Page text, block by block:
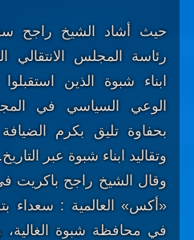
حيث أشاد الشيخ راجح
رئاسة المجلس الانتقالي
ابناء شبوة الذين
الوعي السياسي في
بحفاوة تليق بكرم
وتقاليد ابناء شبوة عبر التاريخ.
وقال الشيخ راجح باكريت
«أكس» العالمية ‏: سعداء
في محافظة شبوة